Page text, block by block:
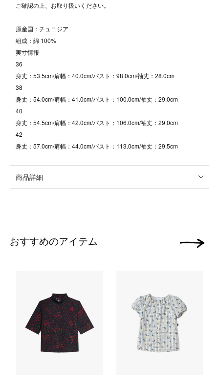
ご確認の上、お取り扱いください。
原産国：チュニジア
組成：綿 100%
実寸情報
36
身丈：53.5cm/肩幅：40.0cm/バスト：98.0cm/袖丈：28.0cm
38
身丈：54.0cm/肩幅：41.0cm/バスト：100.0cm/袖丈：29.0cm
40
身丈：54.5cm/肩幅：42.0cm/バスト：106.0cm/袖丈：29.0cm
42
身丈：57.0cm/肩幅：44.0cm/バスト：113.0cm/袖丈：29.5cm
商品詳細
おすすめのアイテム 次の画像